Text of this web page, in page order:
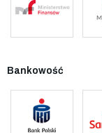
Bankowość